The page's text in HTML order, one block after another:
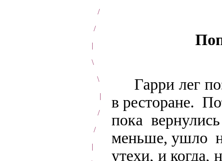
/
/
|
\
\
|
/
/
|
Гарри лег
в ресторане.
пока
меньше, ушло
утехи, и когда,